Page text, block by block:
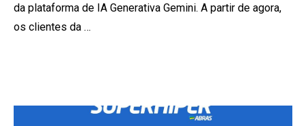
da plataforma de IA Generativa Gemini. A partir de agora,
os clientes da …